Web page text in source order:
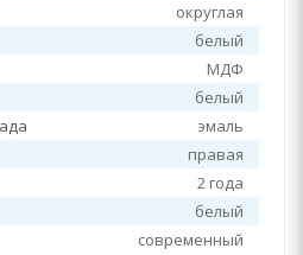
округлая
белый
МДФ
белый
эмаль
правая
2 года
белый
современный